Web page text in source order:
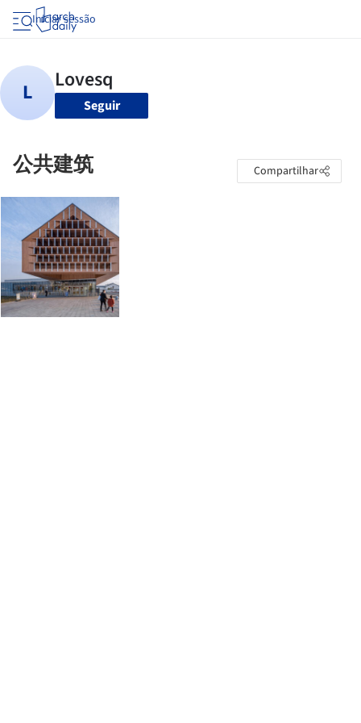
Iniciar sessão
Seguir
公共建筑 Compartilhar